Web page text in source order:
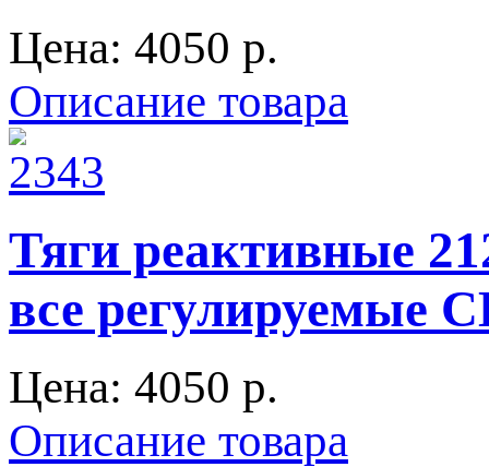
Цена: 4050 p.
Описание товара
Тяги реактивные
все регулируемые
Цена: 4050 p.
Описание товара